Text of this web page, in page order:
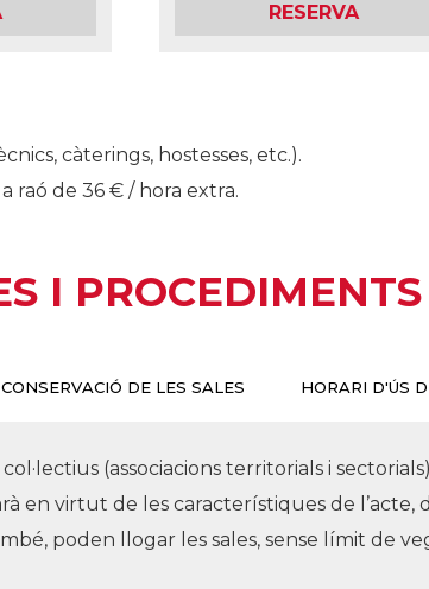
RESERVA
càterings, hostesses, etc.).
raó de 36 € / hora extra.
I PROCEDIMENTS
DE LES SALES HORARI D'ÚS
(associacions territorials i
farà en virtut de les característiques de
poden llogar les sales, sense límit de